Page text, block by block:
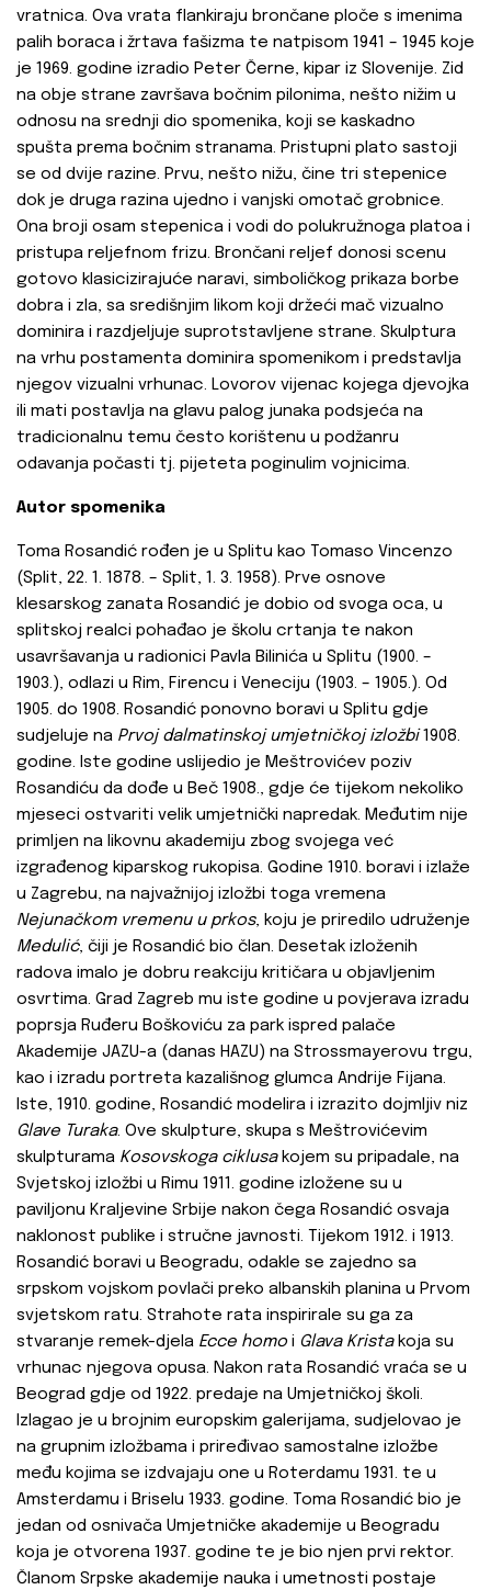
vratnica. Ova vrata flankiraju brončane ploče s imenima
palih boraca i žrtava fašizma te natpisom 1941 – 1945 koje
je 1969. godine izradio Peter Černe, kipar iz Slovenije. Zid
na obje strane završava bočnim pilonima, nešto nižim u
odnosu na srednji dio spomenika, koji se kaskadno
spušta prema bočnim stranama. Pristupni plato sastoji
se od dvije razine. Prvu, nešto nižu, čine tri stepenice
dok je druga razina ujedno i vanjski omotač grobnice.
Ona broji osam stepenica i vodi do polukružnoga platoa i
pristupa reljefnom frizu. Brončani reljef donosi scenu
gotovo klasicizirajuće naravi, simboličkog prikaza borbe
dobra i zla, sa središnjim likom koji držeći mač vizualno
dominira i razdjeljuje suprotstavljene strane. Skulptura
na vrhu postamenta dominira spomenikom i predstavlja
njegov vizualni vrhunac. Lovorov vijenac kojega djevojka
ili mati postavlja na glavu palog junaka podsjeća na
tradicionalnu temu često korištenu u podžanru
odavanja počasti tj. pijeteta poginulim vojnicima.
Autor spomenika
Toma Rosandić rođen je u Splitu kao Tomaso Vincenzo
(Split, 22. 1. 1878. – Split, 1. 3. 1958). Prve osnove
klesarskog zanata Rosandić je dobio od svoga oca, u
splitskoj realci pohađao je školu crtanja te nakon
usavršavanja u radionici Pavla Bilinića u Splitu (1900. –
1903.), odlazi u Rim, Firencu i Veneciju (1903. – 1905.). Od
1905. do 1908. Rosandić ponovno boravi u Splitu gdje
sudjeluje na Prvoj dalmatinskoj umjetničkoj izložbi1908.
godine. Iste godine uslijedio je Meštrovićev poziv
Rosandiću da dođe u Beč 1908., gdje će tijekom nekoliko
mjeseci ostvariti velik umjetnički napredak. Međutim nije
primljen na likovnu akademiju zbog svojega već
izgrađenog kiparskog rukopisa. Godine 1910. boravi i izlaže
u Zagrebu, na najvažnijoj izložbi toga vremena
Nejunačkom vremenu u prkos, koju je priredilo udruženje
Medulić, čiji je Rosandić bio član. Desetak izloženih
radova imalo je dobru reakciju kritičara u objavljenim
osvrtima. Grad Zagreb mu iste godine u povjerava izradu
poprsja Ruđeru Boškoviću za park ispred palače
Akademije JAZU-a (danas HAZU) na Strossmayerovu trgu,
kao i izradu portreta kazališnog glumca Andrije Fijana.
Iste, 1910. godine, Rosandić modelira i izrazito dojmljiv niz
Glave Turaka. Ove skulpture, skupa s Meštrovićevim
skulpturama Kosovskoga ciklusakojem su pripadale, na
Svjetskoj izložbi u Rimu 1911. godine izložene su u
paviljonu Kraljevine Srbije nakon čega Rosandić osvaja
naklonost publike i stručne javnosti. Tijekom 1912. i 1913.
Rosandić boravi u Beogradu, odakle se zajedno sa
srpskom vojskom povlači preko albanskih planina u Prvom
svjetskom ratu. Strahote rata inspirirale su ga za
stvaranje remek-djela Ecce homo i Glava Kristakoja su
vrhunac njegova opusa. Nakon rata Rosandić vraća se u
Beograd gdje od 1922. predaje na Umjetničkoj školi.
Izlagao je u brojnim europskim galerijama, sudjelovao je
na grupnim izložbama i priređivao samostalne izložbe
među kojima se izdvajaju one u Roterdamu 1931. te u
Amsterdamu i Briselu 1933. godine. Toma Rosandić bio je
jedan od osnivača Umjetničke akademije u Beogradu
koja je otvorena 1937. godine te je bio njen prvi rektor.
Članom Srpske akademije nauka i umetnosti postaje